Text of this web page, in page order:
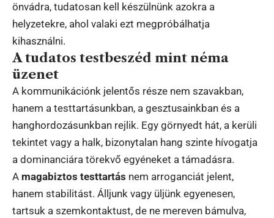
önvádra, tudatosan kell készülnünk azokra a
helyzetekre, ahol valaki ezt megpróbálhatja
kihasználni.
A tudatos testbeszéd mint néma
üzenet
A kommunikációnk jelentős része nem szavakban,
hanem a testtartásunkban, a gesztusainkban és a
hanghordozásunkban rejlik. Egy görnyedt hát, a kerüli
tekintet vagy a halk, bizonytalan hang szinte hívogatja
a dominanciára törekvő egyéneket a támadásra.
A magabiztos testtartás nem arroganciát jelent,
hanem stabilitást. Álljunk vagy üljünk egyenesen,
tartsuk a szemkontaktust, de ne mereven bámulva,